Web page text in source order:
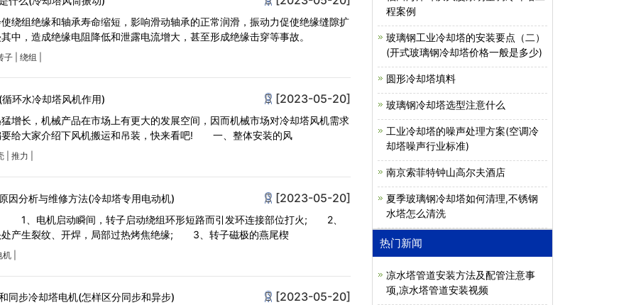
绕组绝缘和轴承寿命缩短，影响滑动轴承的正常润滑，振动力促使绝缘缝隙扩
中，造成绝缘电阻降低和泄露电流增大，甚至形成绝缘击穿等事故。
子 绕组
环水冷却塔风机作用) [2023-05-20]
增长，机械产品在市场上有更大的发展空间，因而机械市场对冷却塔风机需求
要给大家介绍下风机搬运和吊装，快来看吧! 一、整体安装的风
推力
因分析与维修方法(冷却塔专用电动机) [2023-05-20]
1、电机启动瞬间，转子启动绕组环形短路而引发环连接部位打火; 2、
处产生裂纹、开焊，局部过热烤焦绝缘; 3、转子磁极的燕尾楔
机
同步冷却塔电机(怎样区分同步和异步) [2023-05-20]
程案例
玻璃钢工业冷却塔的安装要点（二）
(开式玻璃钢冷却塔价格一般是多少)
圆形冷却塔填料
玻璃钢冷却塔选型注意什么
工业冷却塔的噪声处理方案(空调冷
却塔噪声行业标准)
南京索菲特钟山高尔夫酒店
夏季玻璃钢冷却塔如何清理,不锈钢
水塔怎么清洗
热门新闻
凉水塔管道安装方法及配管注意事
项,凉水塔管道安装视频